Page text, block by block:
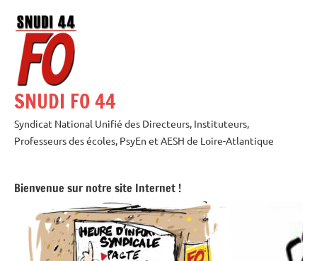
contenu
SNUDI FO 44
Syndicat National Unifié des Directeurs, Instituteurs,
Professeurs des écoles, PsyEn et AESH de Loire-Atlantique
Bienvenue sur notre site Internet !